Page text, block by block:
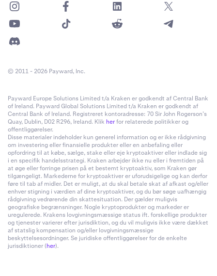
© 2011 - 2026 Payward, Inc.
Payward Europe Solutions Limited t/a Kraken er godkendt af Central Bank
of Ireland. Payward Global Solutions Limited t/a Kraken er godkendt af
Central Bank of Ireland. Registreret kontoradresse: 70 Sir John Rogerson’s
Quay, Dublin, D02 R296, Ireland. Klik herfor relaterede politikker og
offentliggørelser.
Disse materialer indeholder kun generel information og er ikke rådgivning
om investering eller finansielle produkter eller en anbefaling eller
opfordring til at købe, sælge, stake eller eje kryptoaktiver eller indlade sig
i en specifik handelsstrategi. Kraken arbejder ikke nu eller i fremtiden på
at øge eller forringe prisen på et bestemt kryptoaktiv, som Kraken gør
tilgængeligt. Markederne for kryptoaktiver er uforudsigelige og kan derfor
føre til tab af midler. Det er muligt, at du skal betale skat af afkast og/eller
enhver stigning i værdien af dine kryptoaktiver, og du bør søge uafhængig
rådgivning vedrørende din skattesituation. Der gælder muligvis
geografiske begrænsninger. Nogle kryptoprodukter og markeder er
uregulerede. Krakens lovgivningsmæssige status ift. forskellige produkter
og tjenester varierer efter jurisdiktion, og du vil muligvis ikke være dækket
af statslig kompensation og/eller lovgivningsmæssige
beskyttelsesordninger. Se juridiske offentliggørelser for de enkelte
jurisdiktioner (her).